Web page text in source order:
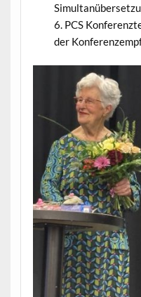
PCS
der